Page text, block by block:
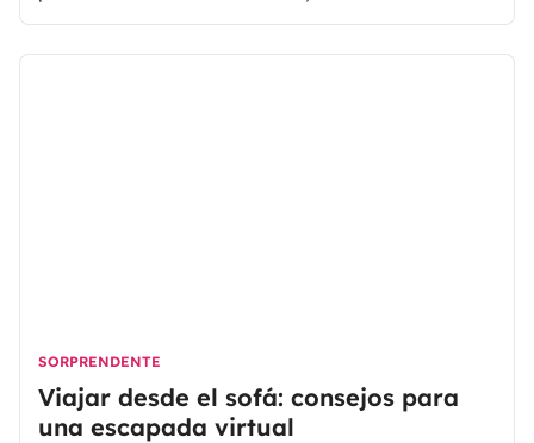
estadounidenses les gusta vivir con el confort
máximo y eso vale también para las vacaciones.
SORPRENDENTE
Viajar desde el sofá: consejos para
una escapada virtual